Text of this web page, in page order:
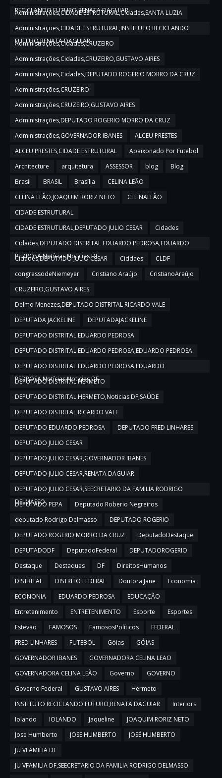
RECICLANDO FUTURO,RENATA DAGUIAR
Administrações,CIDADE ESTRUTURAL,Cidades,SANTA LUZIA
Administrações,CIDADE ESTRUTURAL,INSTITUTO RECICLANDO
FUTURO,RENATA DAGUIAR
Administrações,Cidades,CRUZEIRO
Administrações,Cidades,CRUZEIRO,GUSTAVO AIRES
Administrações,Cidades,DEPUTADO ROGERIO MORRO DA CRUZ
Administrações,CRUZEIRO
Administrações,CRUZEIRO,GUSTAVO AIRES
Administrações,DEPUTADO ROGERIO MORRO DA CRUZ
Administrações,GOVERNADOR IBANES
ALCEU PRESTES
ALCEU PRESTES,CIDADE ESTRUTURAL
Apaixonado Por Futebol
Architecture
arquitetura ASSESSOR blog
Blog
Brasil
BRASIL Brasília
CELINA LEÃO
CELINA LEÃO,JOAQUIM RORIZ NETO
CELINALEÃO
CIDADE ESTRUTURAL
CIDADE ESTRUTURAL,DEPUTADO JULIO CESAR
Cidades
Cidades,DEPUTADO DISTRITAL EDUARDO PEDROSA,EDUARDO
PEDROSA,Notícias,Noticias DF
Cidades,DEPUTADO JULIO CESAR Ciddaes
CLDF
congressodeNiemeyer
Cristiano Araújo
CristianoAraújo
CRUZEIRO,GUSTAVO AIRES
Delmo Menezes,DEPUTADO DISTRITAL RICARDO VALE
DEPUTADA JACKELINE
DEPUTADAJACKELINE
DEPUTADO DISTRITAL EDUARDO PEDROSA
DEPUTADO DISTRITAL EDUARDO PEDROSA,EDUARDO PEDROSA
DEPUTADO DISTRITAL EDUARDO PEDROSA,EDUARDO
PEDROSA,Notícias,Noticias DF
DEPUTADO DISTRITAL HERMETO
DEPUTADO DISTRITAL HERMETO,Noticias DF,SAÚDE
DEPUTADO DISTRITAL RICARDO VALE
DEPUTADO EDUARDO PEDROSA
DEPUTADO FRED LINHARES
DEPUTADO JULIO CESAR
DEPUTADO JULIO CESAR,GOVERNADOR IBANES
DEPUTADO JULIO CESAR,RENATA DAGUIAR
DEPUTADO JULIO CESAR,SEECRETARIO DA FAMILIA RODRIGO
DELMASSO
DEPUTADO PEPA
Deputado Roberio Negreiros
deputado Rodrigo Delmasso
DEPUTADO ROGERIO
DEPUTADO ROGERIO MORRO DA CRUZ
DeputadoDestaque
DEPUTADODF
DeputadoFederal
DEPUTADOROGERIO
Destaque
Destaques DF
DireitosHumanos
DISTRITAL
DISTRITO FEDERAL Doutora Jane
Economia
ECONONIA
EDUARDO PEDROSA
EDUCAÇÃO
Entretenimento
ENTRETENIMENTO Esporte
Esportes
Estevão
FAMOSOS FamososPolíticos
FEDERAL
FRED LINHARES
FUTEBOL Góias
GÓIAS
GOVERNADOR IBANES
GOVERNADORA CELINA LEAO
GOVERNADORA CELINA LEÃO
Governo
GOVERNO
Governo Federal
GUSTAVO AIRES
Hermeto
INSTITUTO RECICLANDO FUTURO,RENATA DAGUIAR
Interiors
Iolando
IOLANDO Jaqueline
JOAQUIM RORIZ NETO
Jose Humberto
JOSE HUMBERTO
JOSÉ HUMBERTO
JU VFAMILIA DF
JU VFAMILIA DF,SEECRETARIO DA FAMILIA RODRIGO DELMASSO